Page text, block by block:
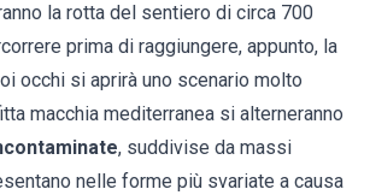
la rotta del sentiero di circa 700
prima di raggiungere, appunto, la
occhi si aprirà uno scenario molto
macchia mediterranea si alterneranno
, suddivise da massi
nelle forme più svariate a causa